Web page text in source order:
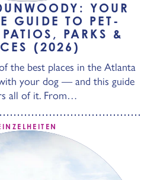
YOUR
GUIDE TO PET-
PARKS &
(2026)
the best places in the Atlanta
your dog — and this guide
all of it. From…